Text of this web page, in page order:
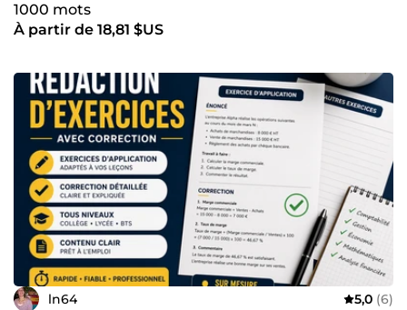
1000 mots
À partir de 18,81 $US
ln64 5,0 (6)